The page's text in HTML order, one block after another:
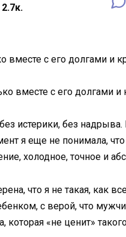
2.7к.
вместе с его долгами и
вместе с его долгами и
истерики, без
я еще не понимала,
холодное, точное и
что я не такая, как
с верой, что
которая «не ценит»